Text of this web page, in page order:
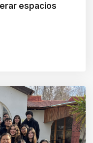
espacios